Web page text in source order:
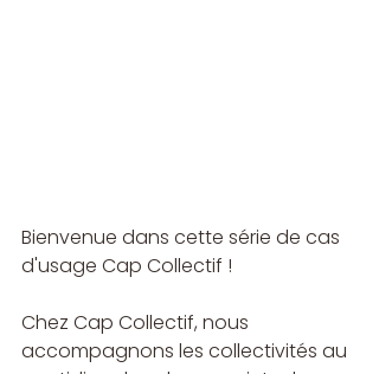
Bienvenue dans cette série de cas
d'usage Cap Collectif !
Chez Cap Collectif, nous
accompagnons les collectivités au